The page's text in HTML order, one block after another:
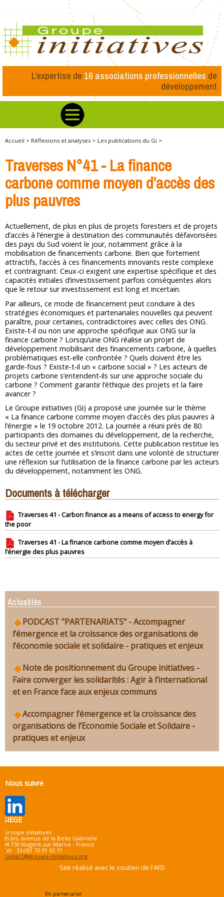
L’expertise de 16 associations professionnelles de
développement
Accueil > Réflexions et analyses > Les publications du Gi >
Traverses N°41 - La finance
carbone comme moyen d’accès des
plus pauvres
Actuellement, de plus en plus de projets forestiers et de projets
d’accès à l’énergie à destination des communautés défavorisées
des pays du Sud voient le jour, notamment grâce à la
mobilisation de financements carbone. Bien que fortement
attractifs, l’accès à ces financements innovants reste complexe
et contraignant. Ceux‐ci exigent une expertise spécifique et des
capacités initiales d’investissement parfois conséquentes alors
que le retour sur investissement est long et incertain.
Par ailleurs, ce mode de financement peut conduire à des
stratégies économiques et partenariales nouvelles qui peuvent
paraître, pour certaines, contradictoires avec celles des ONG.
Existe‐t‐il ou non une approche spécifique aux ONG sur la
finance carbone ? Lorsqu’une ONG réalise un projet de
développement mobilisant des financements carbone, à quelles
problématiques est‐elle confrontée ? Quels doivent être les
garde‐fous ? Existe‐t‐il un « carbone social » ? Les acteurs de
projets carbone s’entendent‐ils sur une approche sociale du
carbone ? Comment garantir l’éthique des projets et la faire
avancer ?
Le Groupe initiatives (Gi) a proposé une journée sur le thème
« La finance carbone comme moyen d’accès des plus pauvres à
l’énergie » le 19 octobre 2012. La journée a réuni près de 80
participants des domaines du développement, de la recherche,
du secteur privé et des institutions. Cette publication restitue les
actes de cette journée et s’inscrit dans une volonté de structurer
une réflexion sur l’utilisation de la finance carbone par les acteurs
du développement, notamment les ONG.
Documents à télécharger
Traverses 41 - Carbon finance as a means of access to energy for
the poor
Traverses 41 - La finance carbone comme moyen d’accès à
l’énergie des plus pauvres
Actualités
PODCAST "PARTENARIATS" - Accompagner
l’émergence et la croissance des organisations de
l’économie sociale et solidaire - pratiques et enjeux
Note de positionnement du Groupe initiatives -
Faire converger les solidarités : Agir à l’international
et en France face aux enjeux communs
Accompagner l’émergence et la croissance des
organisations de l’Economie Sociale et Solidaire -
pratiques et enjeux
Nous suivre
SIEGE
Groupe initiatives
45 bis, avenue de la Belle Gabrielle
94 736 Nogent-sur-Marne - France
Tel : 33 (0)1 70 91 92 71
contact@groupe-initiatives.org
Site réalisé avec le soutien de l'AFD